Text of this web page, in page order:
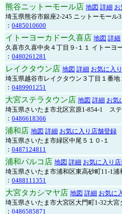
熊谷ニットーモール店 地図 詳細
埼玉県熊谷市銀座2-245 ニットーモール
： 0485010600
イトーヨーカドー久喜店 地図 詳細
久喜市久喜中央４丁目９-１１ イトーヨ
： 0480261281
レイクタウン店 地図 詳細 お気に入
埼玉県越谷市レイクタウン３丁目１番地
： 0489901251
大宮ステラタウン店 地図 詳細 お気
埼玉県さいたま市北区宮原1-854-1 ス
： 0486618366
浦和店 地図 詳細 お気に入り店舗登録
埼玉県さいたま市緑区中尾５１０-１
： 0487124811
浦和パルコ店 地図 詳細 お気に入り
埼玉県さいたま市浦和区東高砂町11-1浦
： 0488111351
大宮タカシマヤ店 地図 詳細 お気に
埼玉県さいたま市大宮区大門町1-32大宮
： 0486585871